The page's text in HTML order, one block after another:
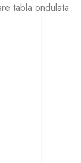
tabla ondulata